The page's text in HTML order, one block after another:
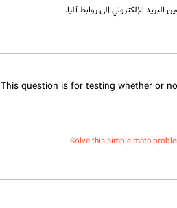
الإلكتروني إلى روابط آليا.
This question is for testing whether or
Solve this simple math